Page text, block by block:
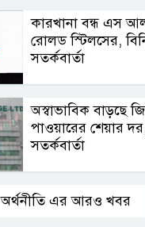
কারখানা বন্ধ এস
রোলড স্টিলসের,
সতর্কবার্তা
অস্বাভাবিক বাড়ছে
পাওয়ারের শেয়ার
সতর্কবার্তা
অর্থনীতি এর আরও খবর